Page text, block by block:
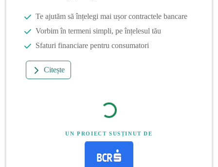
Te ajutăm să înțelegi mai ușor contractele bancare
Vorbim în termeni simpli, pe înțelesul tău
Sfaturi financiare pentru consumatori
Citește
UN PROIECT SUSȚINUT DE